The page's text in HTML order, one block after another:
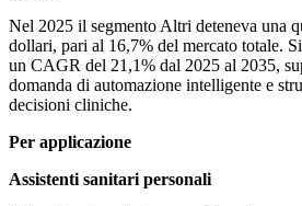
Nel 2025 il segmento Altri deteneva una
dollari, pari al 16,7% del mercato totale.
un CAGR del 21,1% dal 2025 al 2035,
domanda di automazione intelligente e
decisioni cliniche.
Per applicazione
Assistenti sanitari personali